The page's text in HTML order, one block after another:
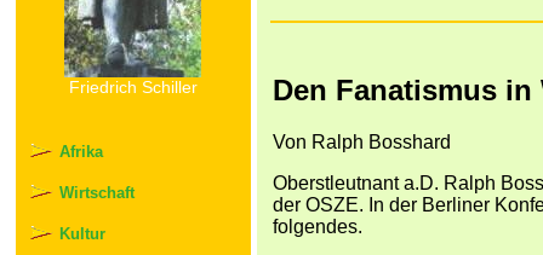
Friedrich Schiller
Afrika
Wirtschaft
Kultur
Den Fanatismus
Von Ralph Bosshard
Oberstleutnant a.D. Ralph
der OSZE. In der Berliner
folgendes.